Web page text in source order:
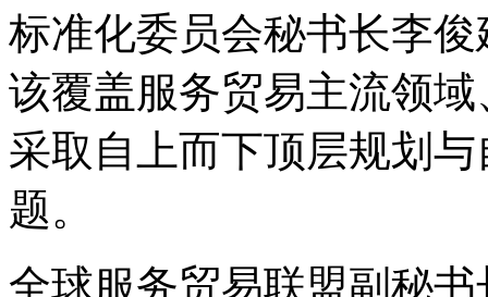
标准化委员会秘书长李
该覆盖服务贸易主流领
采取自上而下顶层规划
题。
全球服务贸易联盟副秘